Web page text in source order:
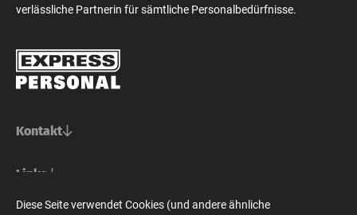
verlässliche Partnerin für sämtliche Personalbedürfnisse.
Kontakt
Basel/Nordwestschweiz
Steinenvorstadt 73
Bern/Mittelland
Links
Für Stellensuchende
Diese Seite verwendet Cookies (und andere ähnliche